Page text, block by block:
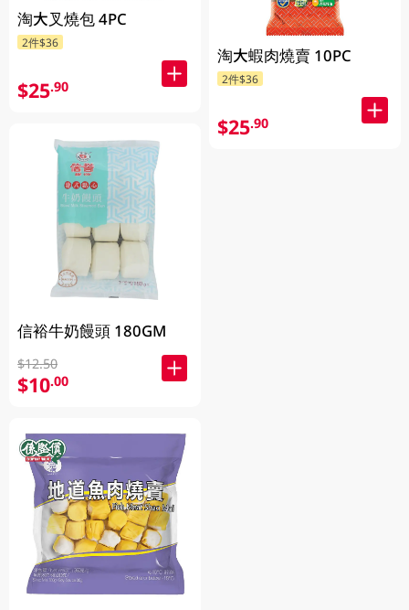
淘大叉燒包 4PC
2件$36
$25.90
信裕牛奶饅頭 180GM
$12.50
$10.00
淘大蝦肉燒賣 10PC
2件$36
$25.90